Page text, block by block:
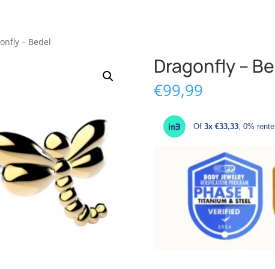
– Bedel
Dragonfly –
€99,99
Of 3x €33,33, 0% rente